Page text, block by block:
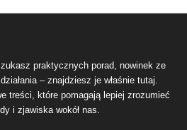
praktycznych porad, nowinek ze
– znajdziesz je właśnie tutaj.
treści, które pomagają lepiej zrozumieć
i zjawiska wokół nas.